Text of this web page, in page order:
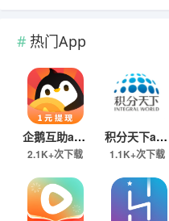
热门App
企鹅互助app
2.1K+次下载
积分天下app
1.1K+次下载